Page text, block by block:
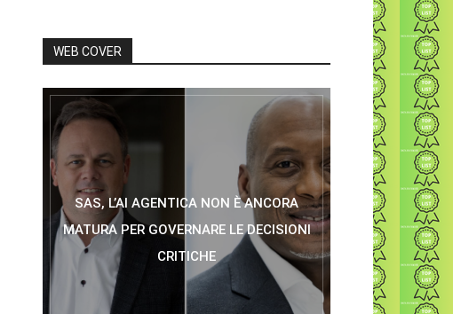
WEB COVER
SAS, L’AI AGENTICA NON È ANCORA
MATURA PER GOVERNARE LE DECISIONI
CRITICHE